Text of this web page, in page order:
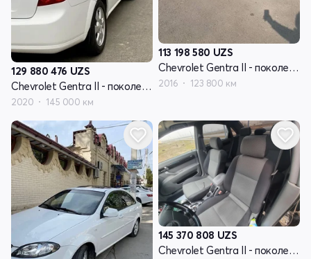
129 880 476 UZS
Chevrolet Gentra II - поколение
2020 145 000 км
113 198 580 UZS
Chevrolet Gentra II - поколение
2016 123 800 км
145 370 808 UZS
Chevrolet Gentra II - поколение